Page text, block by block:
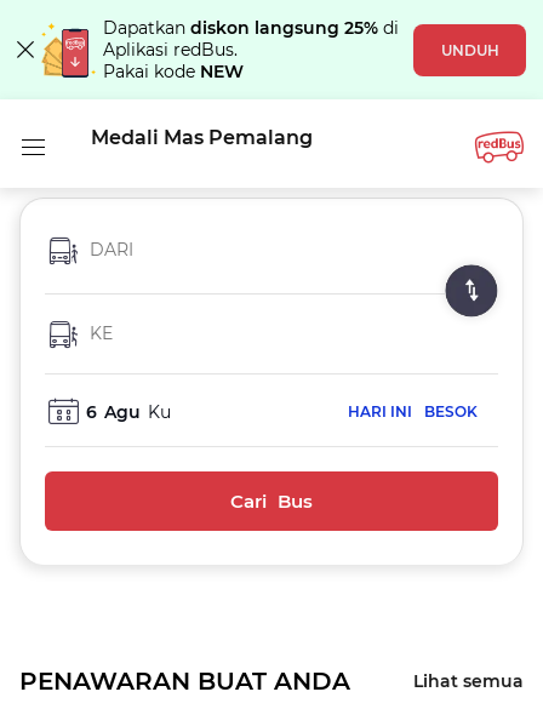
Dapatkan diskon langsung 25% di
Aplikasi redBus.
Pakai kode NEW
UNDUH
Medali Mas Pemalang
DARI
KE
6 Agu Ku HARI INI BESOK
Cari Bus
PENAWARAN BUAT ANDA
Lihat semua